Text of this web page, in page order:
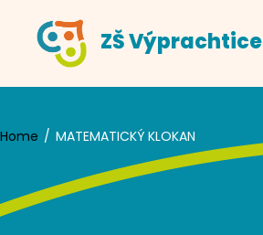
content
ZŠ Výprachtice
Home MATEMATICKÝ KLOKAN